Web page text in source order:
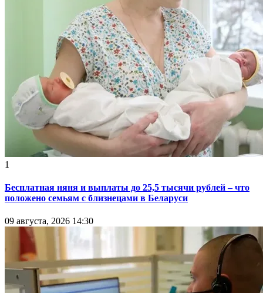
1
Бесплатная няня и выплаты до 25,5 тысячи рублей – что
положено семьям с близнецами в Беларуси
09 августа, 2026 14:30